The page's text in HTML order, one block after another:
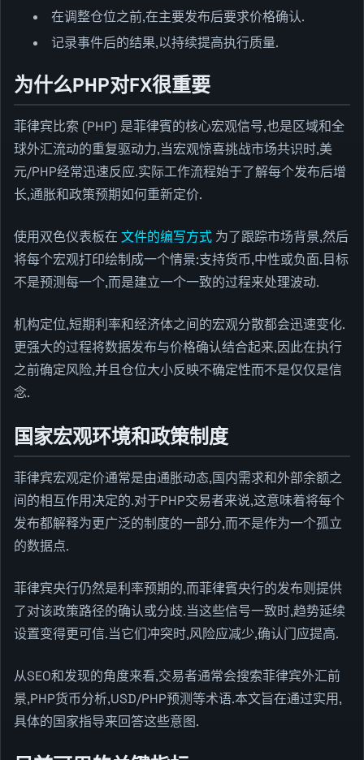
在调整仓位之前,在主要发布后要求价格确认.
记录事件后的结果,以持续提高执行质量.
为什么PHP对FX很重要
菲律宾比索 (PHP) 是菲律賓的核心宏观信号,也是区域和全
球外汇流动的重复驱动力,当宏观惊喜挑战市场共识时,美
元/PHP经常迅速反应.实际工作流程始于了解每个发布后增
长,通胀和政策预期如何重新定价.
使用双色仪表板在 文件的编写方式 为了跟踪市场背景,然后
将每个宏观打印绘制成一个情景:支持货币,中性或负面.目标
不是预测每一个,而是建立一个一致的过程来处理波动.
机构定位,短期利率和经济体之间的宏观分散都会迅速变化.
更强大的过程将数据发布与价格确认结合起来,因此在执行
之前确定风险,并且仓位大小反映不确定性而不是仅仅是信
念.
国家宏观环境和政策制度
菲律宾宏观定价通常是由通胀动态,国内需求和外部余额之
间的相互作用决定的.对于PHP交易者来说,这意味着将每个
发布都解释为更广泛的制度的一部分,而不是作为一个孤立
的数据点.
菲律宾央行仍然是利率预期的,而菲律賓央行的发布则提供
了对该政策路径的确认或分歧.当这些信号一致时,趋势延续
设置变得更可信.当它们冲突时,风险应减少,确认门应提高.
从SEO和发现的角度来看,交易者通常会搜索菲律宾外汇前
景,PHP货币分析,USD/PHP预测等术语.本文旨在通过实用,
具体的国家指导来回答这些意图.